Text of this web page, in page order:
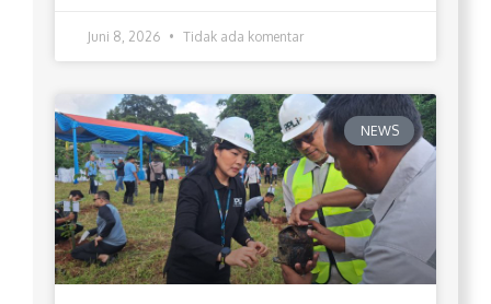
Juni 8, 2026 Tidak ada komentar
NEWS